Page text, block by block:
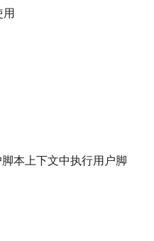
用
本上下文中执行用户脚